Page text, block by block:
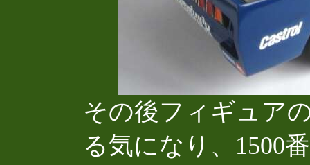
その後フィギュア
る気になり、1500